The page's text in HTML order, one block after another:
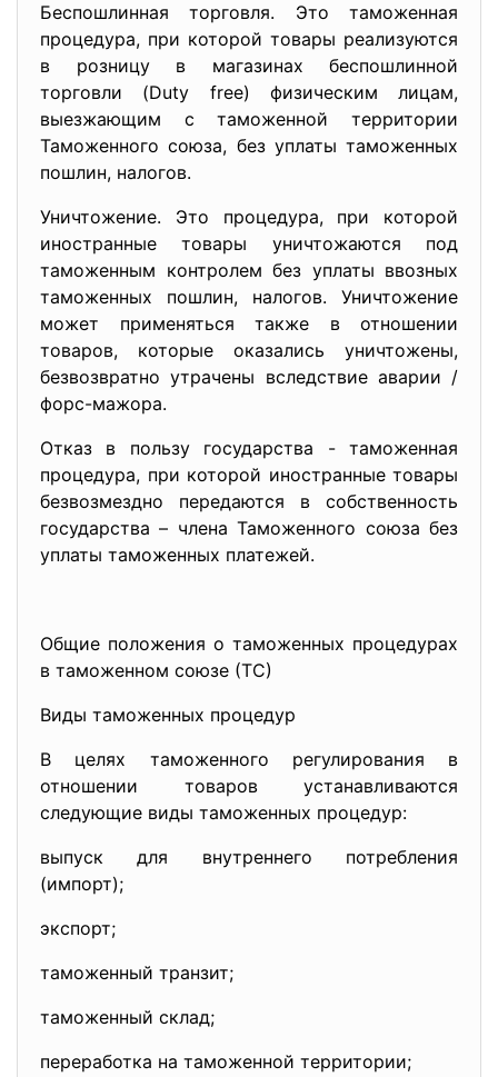
Беспошлинная торговля. Это таможенная
процедура, при которой товары реализуются
в розницу в магазинах беспошлинной
торговли (Duty free) физическим лицам,
выезжающим с таможенной территории
Таможенного союза, без уплаты таможенных
пошлин, налогов.
Уничтожение. Это процедура, при которой
иностранные товары уничтожаются под
таможенным контролем без уплаты ввозных
таможенных пошлин, налогов. Уничтожение
может применяться также в отношении
товаров, которые оказались уничтожены,
безвозвратно утрачены вследствие аварии /
форс-мажора.
Отказ в пользу государства - таможенная
процедура, при которой иностранные товары
безвозмездно передаются в собственность
государства – члена Таможенного союза без
уплаты таможенных платежей.
Общие положения о таможенных процедурах
в таможенном союзе (ТС)
Виды таможенных процедур
В целях таможенного регулирования в
отношении товаров устанавливаются
следующие виды таможенных процедур:
выпуск для внутреннего потребления
(импорт);
экспорт;
таможенный транзит;
таможенный склад;
переработка на таможенной территории;